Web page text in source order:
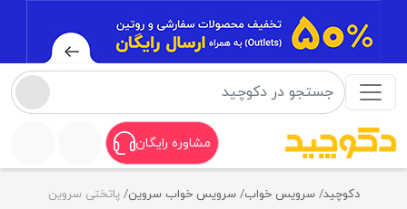
مشاوره رایگان
دکوچید سرویس خواب سرویس خواب سروین پاتختی سروین